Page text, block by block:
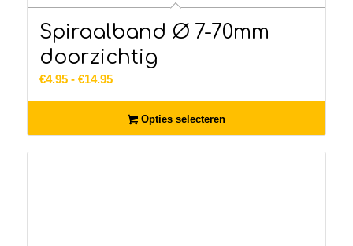
Spiraalband Ø 7-70mm
doorzichtig
€4.95 - €14.95Prijsklasse:
€14.95
Opties selecteren